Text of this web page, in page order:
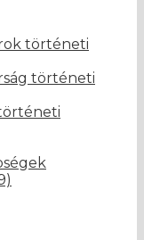
történeti
történeti